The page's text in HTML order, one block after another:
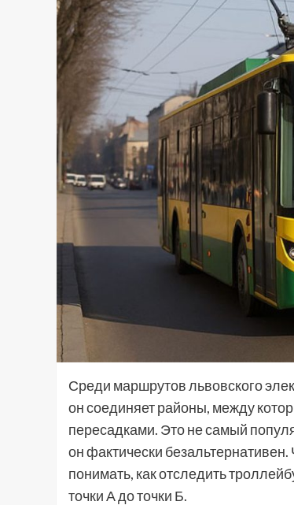
Среди маршрутов львовского
он соединяет районы, между
пересадками. Это не самый
он фактически
понимать, как отследить
точки А до точки Б.